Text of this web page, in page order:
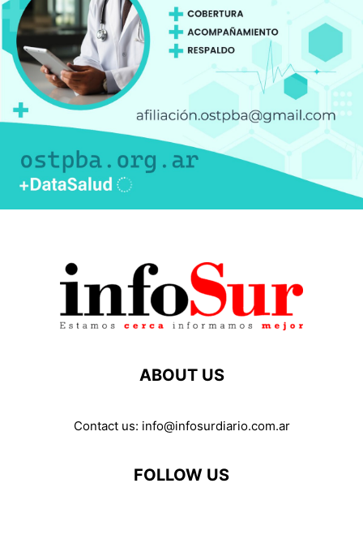
ABOUT US
Contact us: info@infosurdiario.com.ar
FOLLOW US